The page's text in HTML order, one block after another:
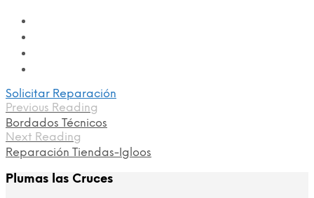
Solicitar Reparación
Previous Reading
Bordados Técnicos
Next Reading
Reparación Tiendas-Igloos
Plumas las Cruces